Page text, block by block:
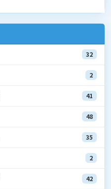
32
2
41
48
35
2
42